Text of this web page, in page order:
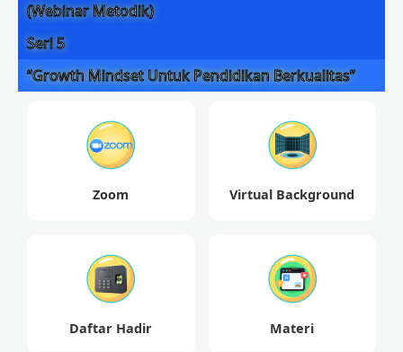
(Webinar Metodik)
Seri 5
“Growth Mindset Untuk Pendidikan Berkualitas”
Zoom Virtual Background
Daftar Hadir Materi